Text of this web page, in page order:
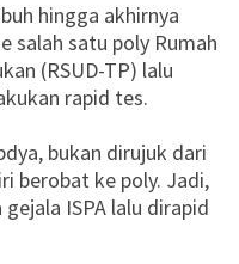
hingga akhirnya
salah satu poly Rumah
(RSUD-TP) lalu
rapid tes.
bukan dirujuk dari
berobat ke poly. Jadi,
ISPA lalu dirapid